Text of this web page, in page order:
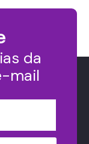
da
mail